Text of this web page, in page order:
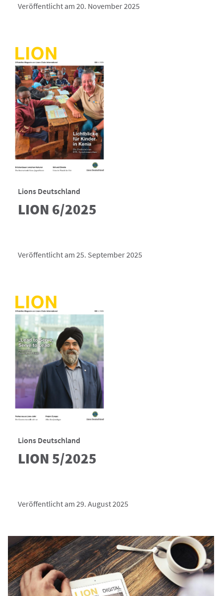
Veröffentlicht am 20. November 2025
Lions Deutschland
LION 6/2025
Veröffentlicht am 25. September 2025
Lions Deutschland
LION 5/2025
Veröffentlicht am 29. August 2025